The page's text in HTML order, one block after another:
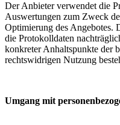
Der Anbieter verwendet die
Auswertungen zum Zweck
Optimierung des Angebotes.
die Protokolldaten
konkreter Anhaltspunkte der
rechtswidrigen Nutzung
Umgang mit